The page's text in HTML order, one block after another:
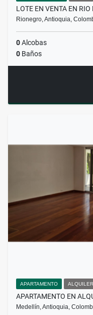
LOTE EN VENTA EN RIO
Rionegro, Antioquia,
0Alcobas
0 Baños
APARTAMENTO ALQUILER
APARTAMENTO EN
Medellín, Antioquia,